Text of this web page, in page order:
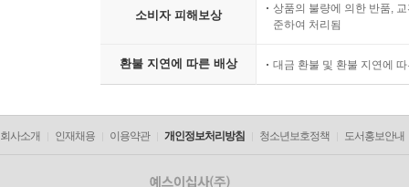
소비자 피해보상
상품의 불량에 의한 반품,
준하여 처리됨
환불 지연에 따른 배상 대금 환불 및 환불 지연에
회사소개 인재채용 이용약관 개인정보처리방침 청소년보호정책 도서홍보안내